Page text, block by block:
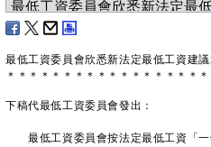
最低工資委員會欣悉新法定最低工資建
＊ ＊ ＊ ＊ ＊ ＊ ＊ ＊ ＊ ＊ ＊ ＊ ＊ ＊ ＊ ＊ ＊ ＊
下稿代最低工資委員會發出：
最低工資委員會按法定最低工資「一